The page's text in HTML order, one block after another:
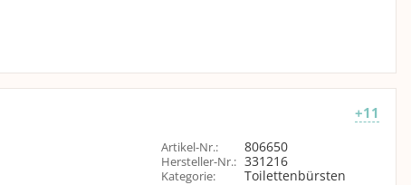
+11
Artikel-Nr.: 806650
Hersteller-Nr.: 331216
Kategorie: Toilettenbürsten